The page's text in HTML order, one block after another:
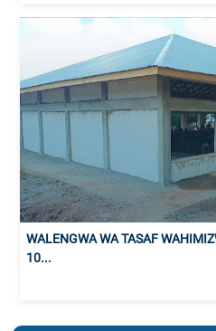
WALENGWA WA TASAF
10...